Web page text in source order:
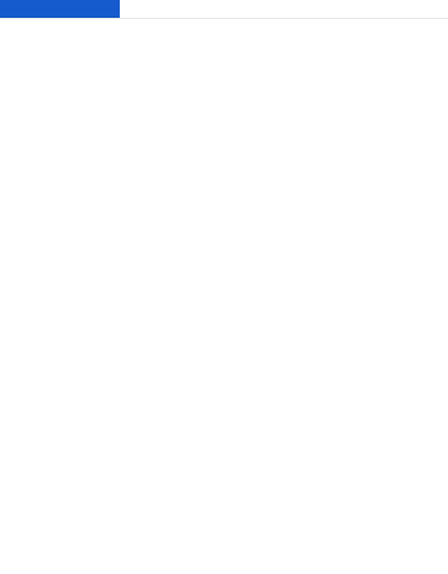
Salesforce→boxへのAPI連携の403